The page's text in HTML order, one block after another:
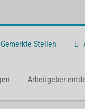
Gemerkte Stellen
Arbeitgeber